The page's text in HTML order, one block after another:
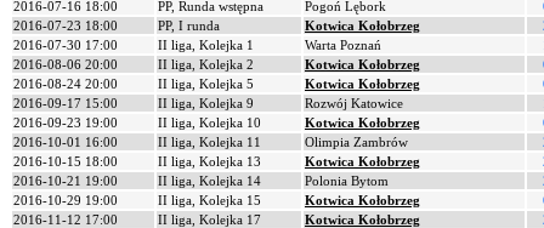
2016-07-16 18:00
PP, Runda wstępna Pogoń Lębork
2016-07-23 18:00
PP, I runda Kotwica Kołobrzeg
2016-07-30 17:00
II liga, Kolejka 1 Warta Poznań
2016-08-06 20:00
II liga, Kolejka 2 Kotwica Kołobrzeg
2016-08-24 20:00
II liga, Kolejka 5 Kotwica Kołobrzeg
2016-09-17 15:00
II liga, Kolejka 9 Rozwój Katowice
2016-09-23 19:00
II liga, Kolejka 10 Kotwica Kołobrzeg
2016-10-01 16:00
II liga, Kolejka 11 Olimpia Zambrów
2016-10-15 18:00
II liga, Kolejka 13 Kotwica Kołobrzeg
2016-10-21 19:00
II liga, Kolejka 14 Polonia Bytom
2016-10-29 19:00
II liga, Kolejka 15 Kotwica Kołobrzeg
2016-11-12 17:00
II liga, Kolejka 17 Kotwica Kołobrzeg